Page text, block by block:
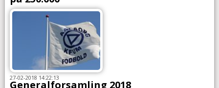
27-02-2018 14:22:13
Generalforsamling 2018